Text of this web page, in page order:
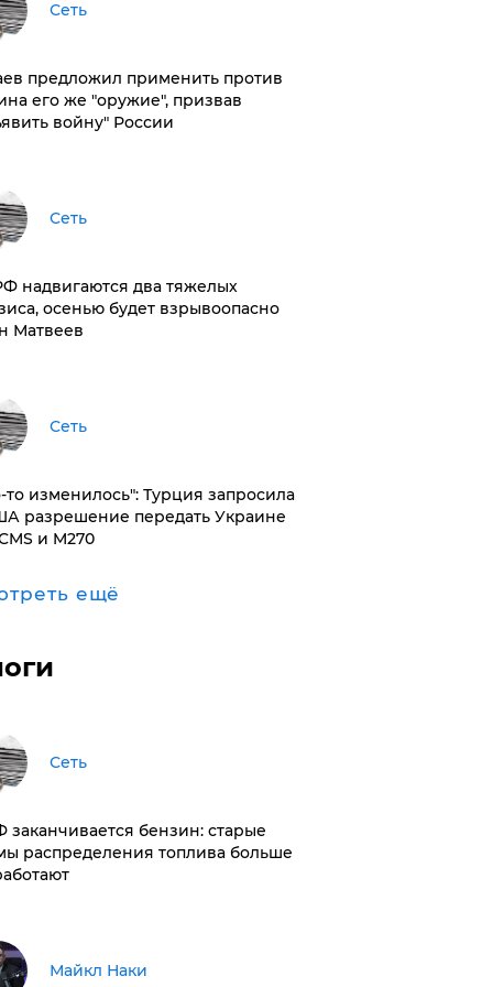
Сеть
предложил применить против
его же "оружие", призвав
войну" России
Сеть
надвигаются два тяжелых
осенью будет взрывоопасно
Матвеев
Сеть
то изменилось": Турция запросила
разрешение передать Украине
и M270
ещё
Сеть
заканчивается бензин: старые
распределения топлива больше
Майкл Наки